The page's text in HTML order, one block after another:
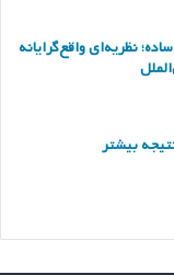
نظریه‌ای واقع‌گرایانه
بیشتر